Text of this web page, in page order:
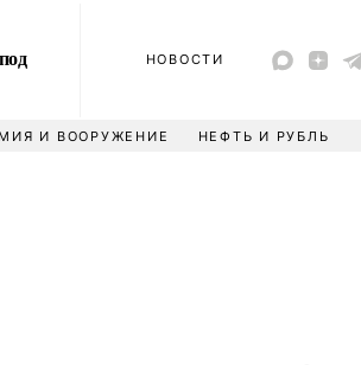
НОВОСТИ
И ВООРУЖЕНИЕ НЕФТЬ И РУБЛЬ